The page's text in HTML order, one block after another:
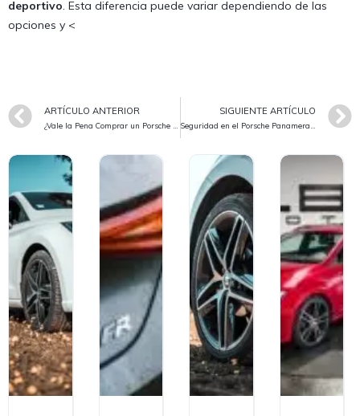
deportivo. Esta diferencia puede variar dependiendo de las
opciones y <
ARTÍCULO ANTERIOR SIGUIENTE ARTÍCULO